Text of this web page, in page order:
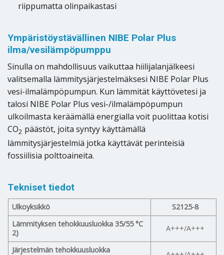
riippumatta olinpaikastasi
Ympäristöystävällinen NIBE Polar Plus
ilma/vesilämpöpumppu
Sinulla on mahdollisuus vaikuttaa hiilijalanjälkeesi
valitsemalla lämmitysjärjestelmäksesi NIBE Polar Plus
vesi-ilmalämpöpumpun. Kun lämmität käyttövetesi ja
talosi NIBE Polar Plus vesi-/ilmalämpöpumpun
ulkoilmasta keräämällä energialla voit puolittaa kotisi
CO2 päästöt, joita syntyy käyttämällä
lämmitysjärjestelmiä jotka käyttävät perinteisiä
fossiilisia polttoaineita.
Tekniset tiedot
Ulkoyksikkö
S2125-8
Lämmityksen tehokkuusluokka 35/55 °C
2)
A+++/A+++
Järjestelmän tehokkuusluokka